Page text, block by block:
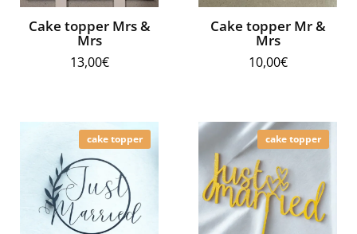
Cake topper Mrs &
Mrs
13,00€
Cake topper Mr &
Mrs
10,00€
cake topper cake topper